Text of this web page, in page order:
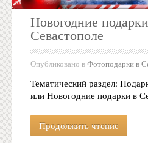
Новогодние
Севастополе
Опубликовано вФотоподарки в
Тематический раздел:
или Новогодние подарки в
Продолжить чтение